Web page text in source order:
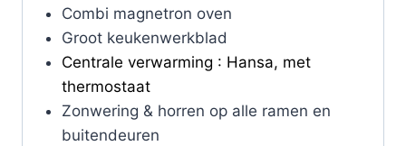
Combi magnetron oven
Groot keukenwerkblad
Centrale verwarming : Hansa, met
thermostaat
Zonwering & horren op alle ramen en
buitendeuren